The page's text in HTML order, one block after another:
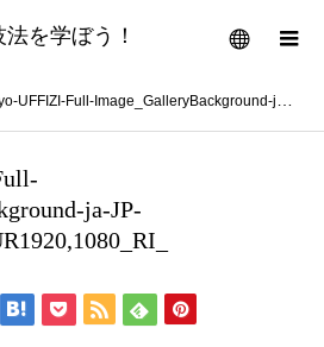
を学ぼう！ メニュー
Full-Image_GalleryBackground-ja-JP-1559804883856._UR1920,1080_RI_
ja-JP-